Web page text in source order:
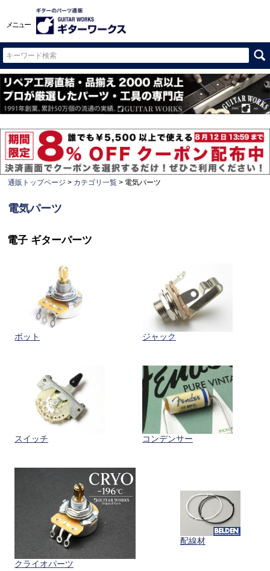
メニュー
通販トップページ カテゴリ一覧 電気パーツ
電気パーツ
電子 ギターパーツ
ポット ジャック
スイッチ コンデンサー
クライオパーツ
配線材